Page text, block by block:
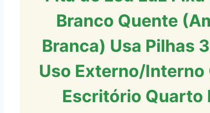
Branco Quente
Branca) Usa Pilhas
Uso Externo/Interno
Escritório Quarto